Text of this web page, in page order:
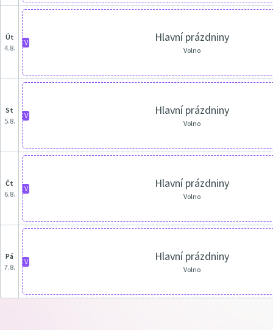
út
4.8.
V Hlavní prázdniny
Volno
st
5.8.
V Hlavní prázdniny
Volno
čt
6.8.
V Hlavní prázdniny
Volno
pá
7.8.
V Hlavní prázdniny
Volno